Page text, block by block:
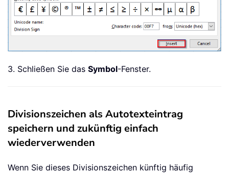
3. Schließen Sie das Symbol-Fenster.
Divisionszeichen als Autotexteintrag
speichern und zukünftig einfach
wiederverwenden
Wenn Sie dieses Divisionszeichen künftig häufig